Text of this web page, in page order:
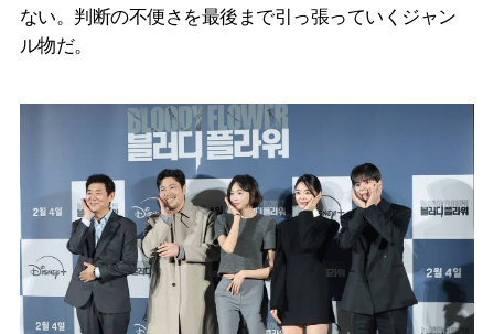
ない。判断の不便さを最後まで引っ張っていくジャン
ル物だ。